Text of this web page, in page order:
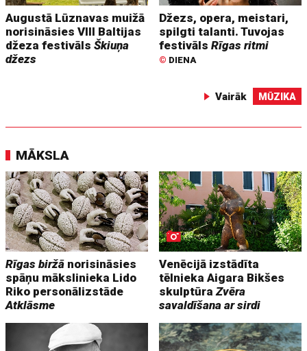
Augustā Lūznavas muižā
norisināsies VIII Baltijas
džeza festivālsŠkiuņa
džezs
Džezs, opera, meistari,
spilgti talanti. Tuvojas
festivālsRīgas ritmi
© DIENA
Vairāk MŪZIKA
MĀKSLA
Rīgas biržā norisināsies
spāņu mākslinieka Lido
Riko personālizstāde
Atklāsme
Venēcijā izstādīta
tēlnieka Aigara Bikšes
skulptūraZvēra
savaldīšana ar sirdi